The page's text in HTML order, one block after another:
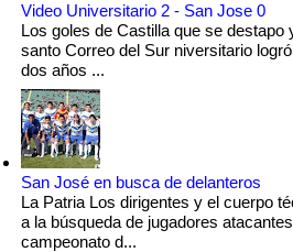
Video Universitario 2 - San Jose 0
Los goles de Castilla que se destapo
santo Correo del Sur niversitario
dos años ...
San José en busca de delanteros
La Patria Los dirigentes y el cuerpo
a la búsqueda de jugadores
campeonato d...